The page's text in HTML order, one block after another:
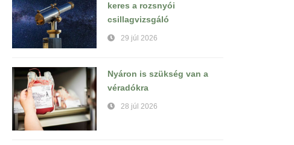
keres a rozsnyói
csillagvizsgáló
29 júl 2026
Nyáron is szükség van a
véradókra
28 júl 2026